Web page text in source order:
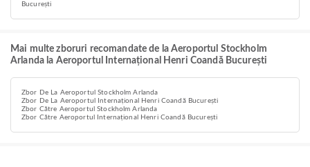
București
Mai multe zboruri recomandate de la Aeroportul Stockholm
Arlanda la Aeroportul Internațional Henri Coandă București
Zbor De La Aeroportul Stockholm Arlanda
Zbor De La Aeroportul Internațional Henri Coandă București
Zbor Către Aeroportul Stockholm Arlanda
Zbor Către Aeroportul Internațional Henri Coandă București